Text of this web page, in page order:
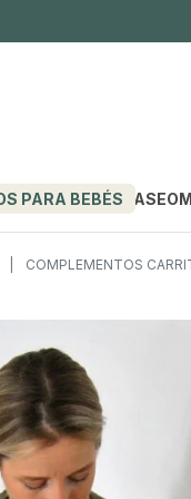
PARA BEBÉS PASEO
COMPLEMENTOS